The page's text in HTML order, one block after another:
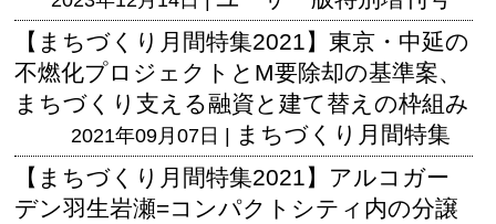
【まちづくり月間特集2021】東京・中延の
不燃化プロジェクトとM要除却の基準案、
まちづくり支える融資と建て替えの枠組み
2021年09月07日 | まちづくり月間特集
【まちづくり月間特集2021】アルコガー
デン羽生岩瀬=コンパクトシティ内の分譲